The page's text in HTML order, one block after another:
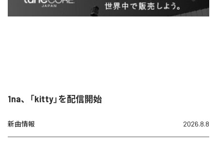
1na、「kitty」を配信開始
新曲情報 2026.8.8